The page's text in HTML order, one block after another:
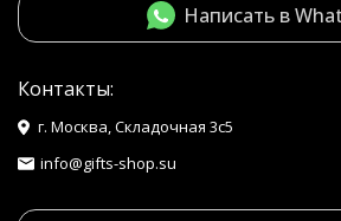
Написать в
Контакты:
г. Москва, Складочная 3с5
info@gifts-shop.su